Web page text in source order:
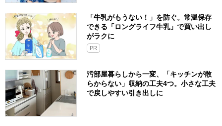
「牛乳がもうない！」を防ぐ。常温保存
できる「ロングライフ牛乳」で買い出し
がラクに
PR
汚部屋暮らしから一変、「キッチンが散
らからない」収納の工夫4つ。小さな工夫
で戻しやすい引き出しに